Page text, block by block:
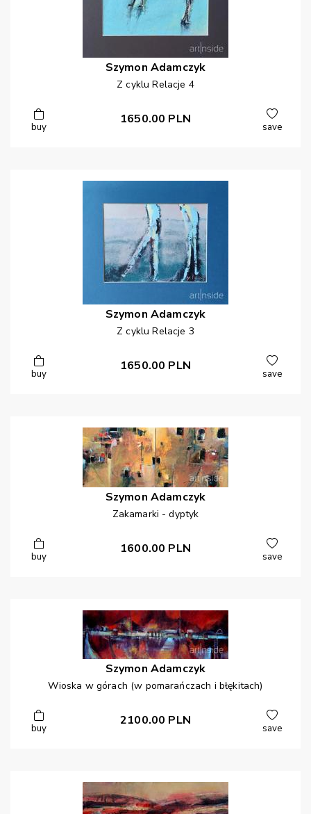
Szymon Adamczyk
Z cyklu Relacje 4
buy
1650.00 PLN
save
Szymon Adamczyk
Z cyklu Relacje 3
buy
1650.00 PLN
save
Szymon Adamczyk
Zakamarki - dyptyk
buy
1600.00 PLN
save
Szymon Adamczyk
Wioska w górach (w pomarańczach i błękitach)
buy
2100.00 PLN
save